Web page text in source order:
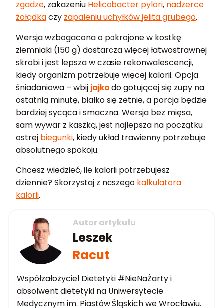
zgadze, zakażeniu Helicobacter pylori, nadżerce
żołądkaczy zapaleniu uchyłków jelita grubego.
Wersja wzbogacona o pokrojone w kostkę
ziemniaki (150 g) dostarcza więcej łatwostrawnej
skrobi i jest lepsza w czasie rekonwalescencji,
kiedy organizm potrzebuje więcej kalorii. Opcja
śniadaniowa – wbij jajko do gotującej się zupy na
ostatnią minutę, białko się zetnie, a porcja będzie
bardziej sycąca i smaczna. Wersja bez mięsa,
sam wywar z kaszką, jest najlepsza na początku
ostrej biegunki, kiedy układ trawienny potrzebuje
absolutnego spokoju.
Chcesz wiedzieć, ile kalorii potrzebujesz
dziennie? Skorzystaj z naszego kalkulatora
kalorii.
Autor artykułu
Leszek
Racut
Współzałożyciel Dietetyki #NieNaŻarty i
absolwent dietetyki na Uniwersytecie
Medycznym im. Piastów Śląskich we Wrocławiu.